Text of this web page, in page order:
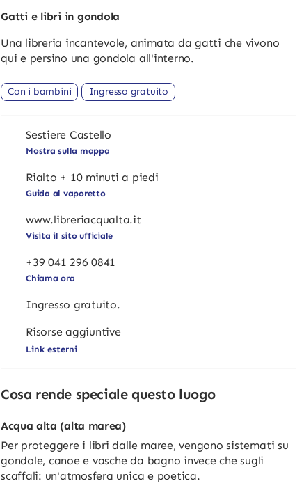
Gatti e libri in gondola
Una libreria incantevole, animata da gatti che vivono
qui e persino una gondola all'interno.
Con i bambini Ingresso gratuito
Sestiere Castello
Mostra sulla mappa
Rialto + 10 minuti a piedi
Guida al vaporetto
www.libreriacqualta.it
Visita il sito ufficiale
+39 041 296 0841
Chiama ora
Ingresso gratuito.
Risorse aggiuntive
Link esterni
Cosa rende speciale questo luogo
Acqua alta (alta marea)
Per proteggere i libri dalle maree, vengono sistemati su
gondole, canoe e vasche da bagno invece che sugli
scaffali: un'atmosfera unica e poetica.